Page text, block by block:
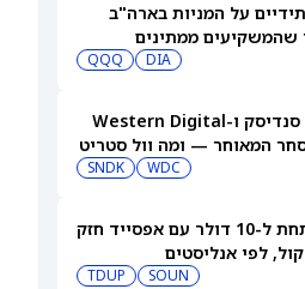
על המניות בארה"ב
שהמשקיעים ממתינים
DIA
QQQ
למה מניות סנדיסק ו-Western Digital
המאוחר — ומה וול סטריט
WDC
SNDK
3 מניות מתחת ל-10 דולר עם אפסייד חזק
לפי אנליסטים
SOUN
TDUP